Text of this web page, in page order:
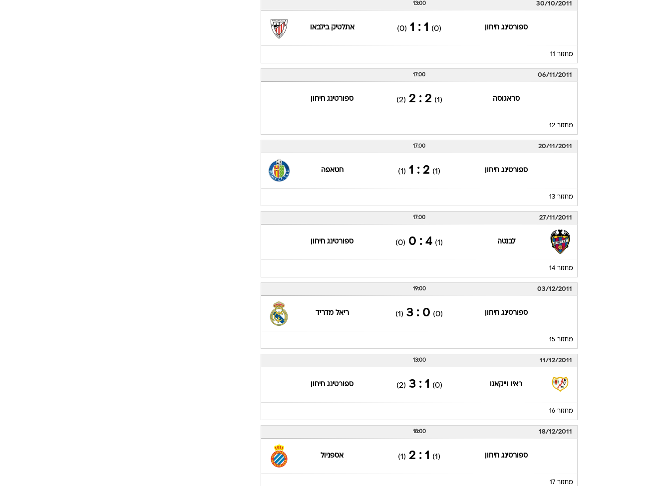
30/10/2011
13:00
ספורטינג חיחון (0)
1 : 1
(0) אתלטיק בילבאו
מחזור 11
06/11/2011
17:00
סראגוסה (1)
2 : 2
(2) ספורטינג חיחון
מחזור 12
20/11/2011
17:00
ספורטינג חיחון (1)
2 : 1
(1) חטאפה
מחזור 13
27/11/2011
17:00
לבנטה (1)
4 : 0
(0) ספורטינג חיחון
מחזור 14
03/12/2011
19:00
ספורטינג חיחון (0)
0 : 3
(1) ריאל מדריד
מחזור 15
11/12/2011
13:00
ראיו וייקאנו (0)
1 : 3
(2) ספורטינג חיחון
מחזור 16
18/12/2011
18:00
ספורטינג חיחון (1)
1 : 2
(1) אספניול
מחזור 17